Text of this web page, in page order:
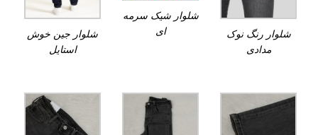
شلوار رنگ نوک
مدادی
شلوار شیک سرمه
ای
شلوار جین خوش
استایل